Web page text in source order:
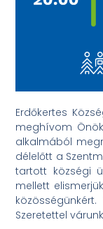
Erdőkertes
meghívom
alkalmából
délelőtt a
tartott községi
mellett
Szeretettel